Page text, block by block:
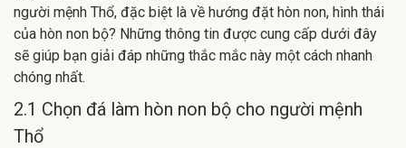
người mệnh Thổ, đặc biệt là về hướng đặt hòn non, hình thái
của hòn non bộ? Những thông tin được cung cấp dưới đây
sẽ giúp bạn giải đáp những thắc mắc này một cách nhanh
chóng nhất.
2.1 Chọn đá làm hòn non bộ cho người mệnh
Thổ